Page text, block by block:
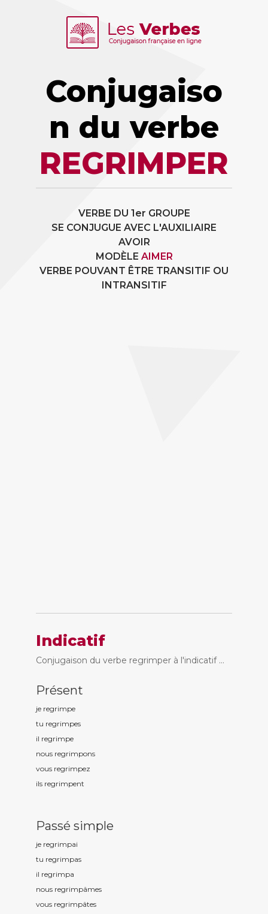
Conjugaiso
n du verbe
REGRIMPER
VERBE DU 1er GROUPE
SE CONJUGUE AVEC L'AUXILIAIRE
AVOIR
MODÈLE AIMER
VERBE POUVANT ÊTRE TRANSITIF OU
INTRANSITIF
Indicatif
Conjugaison du verbe regrimper à l'indicatif ...
Présent
je regrimpe
tu regrimpes
il regrimpe
nous regrimpons
vous regrimpez
ils regrimpent
Passé simple
je regrimpai
tu regrimpas
il regrimpa
nous regrimpâmes
vous regrimpâtes